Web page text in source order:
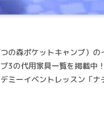
の森ポケットキャンプ）
3の代用家具一覧を掲載中
ミーイベントレッスン「